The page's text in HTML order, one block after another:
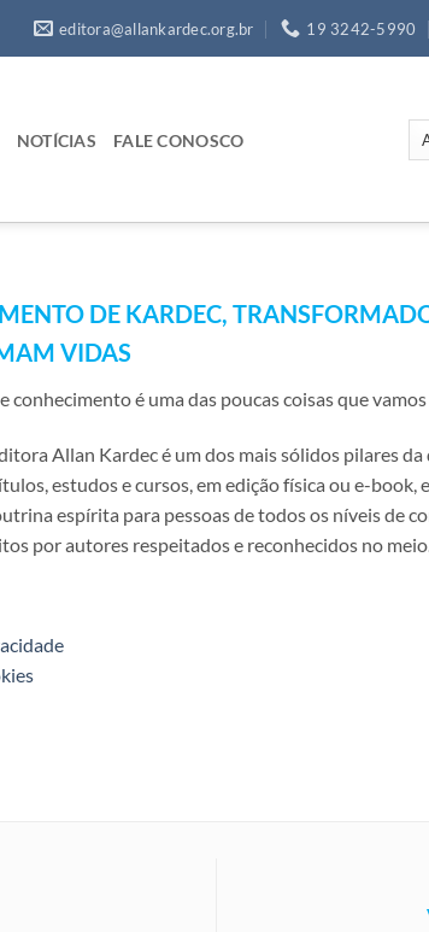
editora@allankardec.org.br 19 3242-5990
NOTÍCIAS FALE CONOSCO
DE KARDEC,
VIDAS
conhecimento é uma das poucas coisas que
Allan Kardec é um dos mais sólidos pilares
estudos e cursos, em edição física ou e-
espírita para pessoas de todos os níveis de
por autores respeitados e reconhecidos no meio.